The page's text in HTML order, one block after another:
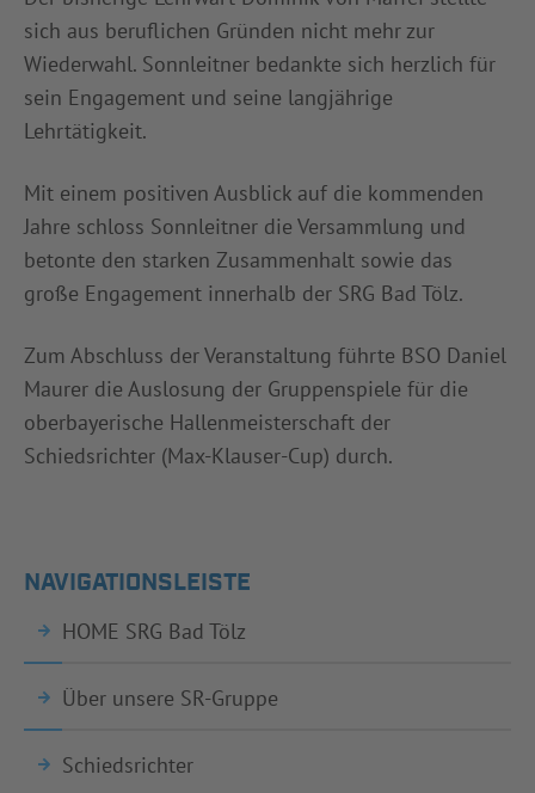
sich aus beruflichen Gründen nicht mehr zur
Wiederwahl. Sonnleitner bedankte sich herzlich für
sein Engagement und seine langjährige
Lehrtätigkeit.
Mit einem positiven Ausblick auf die kommenden
Jahre schloss Sonnleitner die Versammlung und
betonte den starken Zusammenhalt sowie das
große Engagement innerhalb der SRG Bad Tölz.
Zum Abschluss der Veranstaltung führte BSO Daniel
Maurer die Auslosung der Gruppenspiele für die
oberbayerische Hallenmeisterschaft der
Schiedsrichter (Max-Klauser-Cup) durch.
NAVIGATIONSLEISTE
HOME SRG Bad Tölz
Über unsere SR-Gruppe
Schiedsrichter